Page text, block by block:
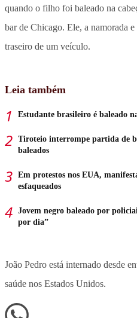
quando o filho foi baleado na
bar de Chicago. Ele, a namorada
traseiro de um veículo.
Leia também
Estudante brasileiro é baleado
Tiroteio interrompe partida de
baleados
Em protestos nos EUA,
esfaqueados
Jovem negro baleado por
por dia”
João Pedro está internado desde
saúde nos Estados Unidos.